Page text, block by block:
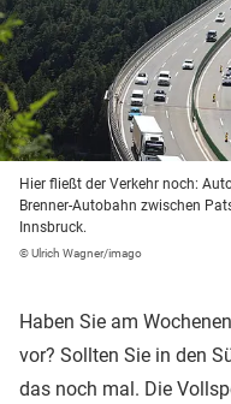
Hier fließt der Verkehr noch:
Brenner-Autobahn zwischen
Innsbruck.
© Ulrich Wagner/imago
Haben Sie am
vor? Sollten Sie in den
das noch mal. Die